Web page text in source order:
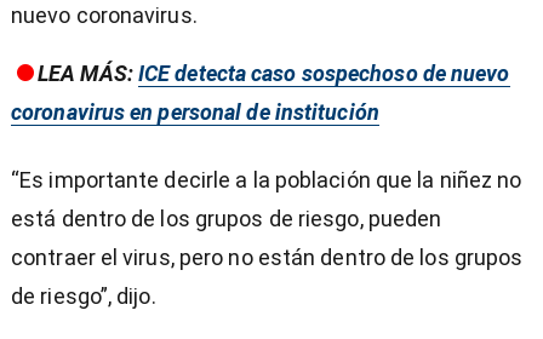
nuevo coronavirus.
LEA MÁS:ICE detecta caso sospechoso de nuevo
coronavirus en personal de institución
“Es importante decirle a la población que la niñez no
está dentro de los grupos de riesgo, pueden
contraer el virus, pero no están dentro de los grupos
de riesgo”, dijo.